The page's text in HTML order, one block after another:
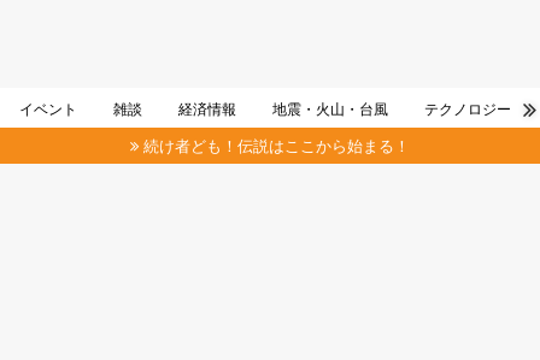
イベント 雑談 経済情報 地震・火山・台風 テクノロジー
続け者ども！伝説はここから始まる！